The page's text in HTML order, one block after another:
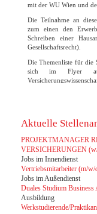
mit der WU Wien und
Die Teilnahme an
zum einen den
Schreiben einer
Gesellschaftsrecht).
Die Themenliste für die
sich im Flyer
Themenwunsches
Robert Koch. Die
Aktuelle
PROJEKTMANAGER
VERSICHERUNGEN
Jobs im Innendienst
Vertriebsmitarbeiter (m/
Jobs im Außendienst
Duales Studium
Ausbildung
Werkstudierende/